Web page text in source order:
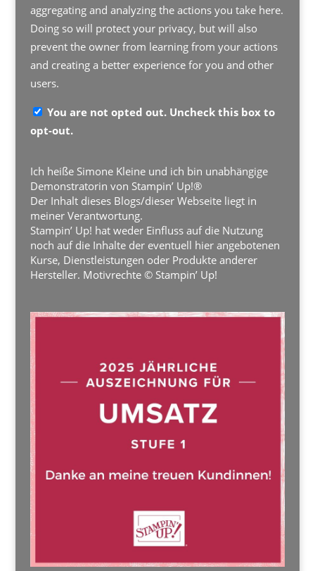
aggregating and analyzing the actions you take here.
Doing so will protect your privacy, but will also
prevent the owner from learning from your actions
and creating a better experience for you and other
users.
You are not opted out. Uncheck this box to
opt-out.
Ich heiße Simone Kleine und ich bin unabhängige
Demonstratorin von Stampin’ Up!®
Der Inhalt dieses Blogs/dieser Webseite liegt in
meiner Verantwortung.
Stampin’ Up! hat weder Einfluss auf die Nutzung
noch auf die Inhalte der eventuell hier angebotenen
Kurse, Dienstleistungen oder Produkte anderer
Hersteller. Motivrechte © Stampin’ Up!